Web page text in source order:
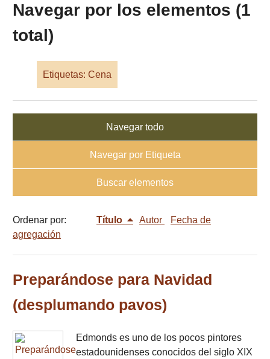
Navegar por los elementos (1
total)
Etiquetas: Cena
Navegar todo
Navegar por Etiqueta
Buscar elementos
Ordenar por: Título Autor
Fecha de
agregación
Preparándose para Navidad
(desplumando pavos)
Edmonds es uno de los pocos pintores
estadounidenses conocidos del siglo XIX